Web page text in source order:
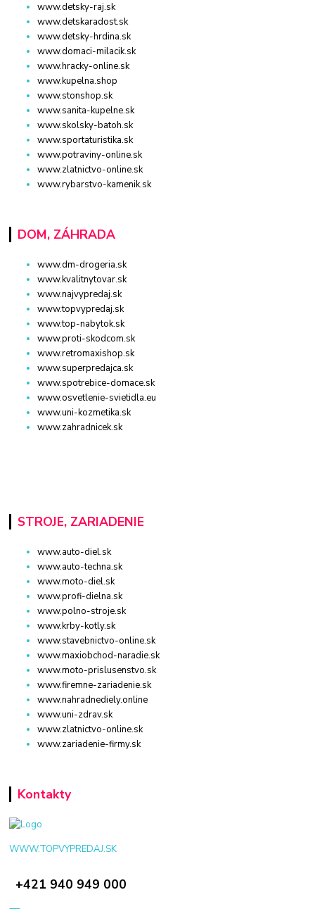
www.detsky-raj.sk
www.detskaradost.sk
www.detsky-hrdina.sk
www.domaci-milacik.sk
www.hracky-online.sk
www.kupelna.shop
www.stonshop.sk
www.sanita-kupelne.sk
www.skolsky-batoh.sk
www.sportaturistika.sk
www.potraviny-online.sk
www.zlatnictvo-online.sk
www.rybarstvo-kamenik.sk
DOM, ZÁHRADA
www.dm-drogeria.sk
www.kvalitnytovar.sk
www.najvypredaj.sk
www.topvypredaj.sk
www.top-nabytok.sk
www.proti-skodcom.sk
www.retromaxishop.sk
www.superpredajca.sk
www.spotrebice-domace.sk
www.osvetlenie-svietidla.eu
www.uni-kozmetika.sk
www.zahradnicek.sk
STROJE, ZARIADENIE
www.auto-diel.sk
www.auto-techna.sk
www.moto-diel.sk
www.profi-dielna.sk
www.polno-stroje.sk
www.krby-kotly.sk
www.stavebnictvo-online.sk
www.maxiobchod-naradie.sk
www.moto-prislusenstvo.sk
www.firemne-zariadenie.sk
www.nahradnediely.online
www.uni-zdrav.sk
www.zlatnictvo-online.sk
www.zariadenie-firmy.sk
Kontakty
WWW.TOPVYPREDAJ.SK
+421 940 949 000